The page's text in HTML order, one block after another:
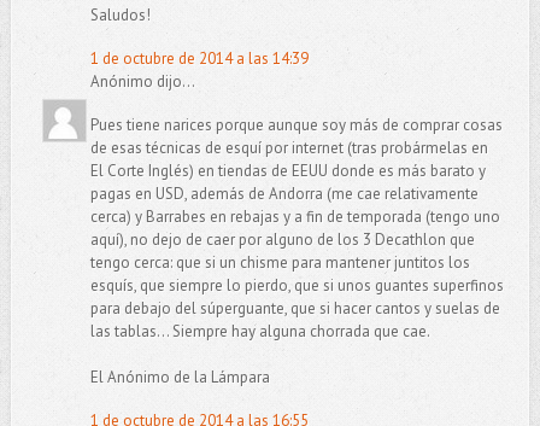
Saludos!
1 de octubre de 2014 a las 14:39
Anónimo dijo...
Pues tiene narices porque aunque soy más de comprar cosas
de esas técnicas de esquí por internet (tras probármelas en
El Corte Inglés) en tiendas de EEUU donde es más barato y
pagas en USD, además de Andorra (me cae relativamente
cerca) y Barrabes en rebajas y a fin de temporada (tengo uno
aquí), no dejo de caer por alguno de los 3 Decathlon que
tengo cerca: que si un chisme para mantener juntitos los
esquís, que siempre lo pierdo, que si unos guantes superfinos
para debajo del súperguante, que si hacer cantos y suelas de
las tablas... Siempre hay alguna chorrada que cae.
El Anónimo de la Lámpara
1 de octubre de 2014 a las 16:55